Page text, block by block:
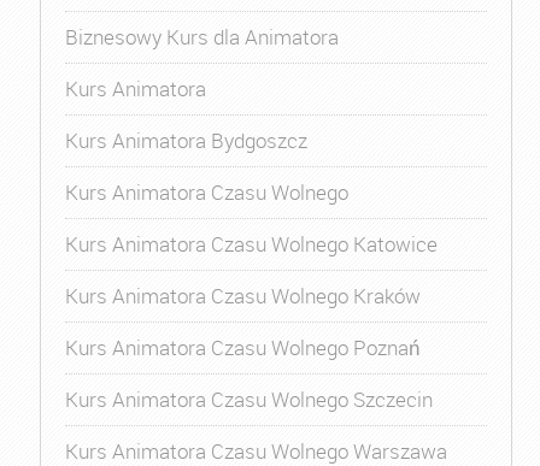
Biznesowy Kurs dla Animatora
Kurs Animatora
Kurs Animatora Bydgoszcz
Kurs Animatora Czasu Wolnego
Kurs Animatora Czasu Wolnego Katowice
Kurs Animatora Czasu Wolnego Kraków
Kurs Animatora Czasu Wolnego Poznań
Kurs Animatora Czasu Wolnego Szczecin
Kurs Animatora Czasu Wolnego Warszawa